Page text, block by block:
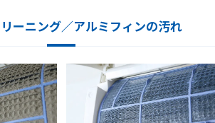
ーニング／アルミフィンの汚れ